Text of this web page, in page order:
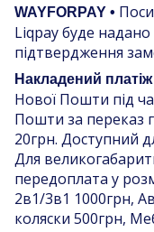
WAYFORPAY •
Liqpay буде
підтвердження
Накладений платіж
Нової Пошти під
Пошти за переказ
20грн. Доступний
Для
передоплата у
2в1/3в1 1000грн,
коляски 500грн,